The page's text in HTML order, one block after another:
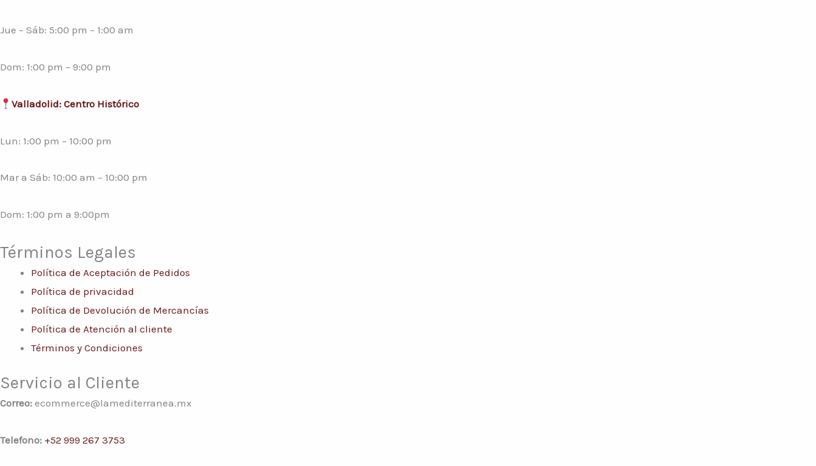
Jue – Sáb: 5:00 pm – 1:00 am
Dom: 1:00 pm – 9:00 pm
Valladolid: Centro Histórico
Lun: 1:00 pm – 10:00 pm
Mar a Sáb: 10:00 am – 10:00 pm
Dom: 1:00 pm a 9:00pm
Términos Legales
Política de Aceptación de Pedidos
Política de privacidad
Política de Devolución de Mercancías
Política de Atención al cliente
Términos y Condiciones
Servicio al Cliente
Correo: ecommerce@lamediterranea.mx
Telefono: +52 999 267 3753